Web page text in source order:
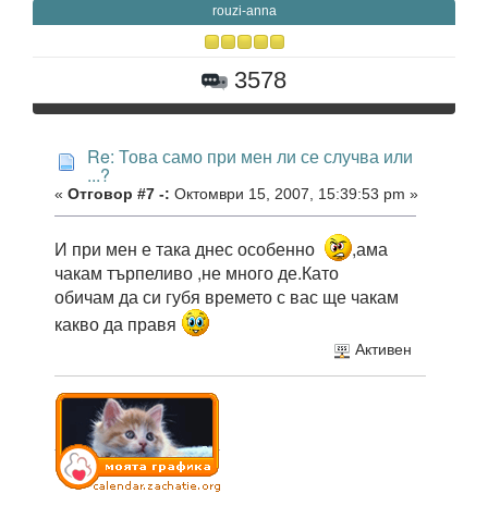
rouzi-anna
3578
Re: Това само при мен ли се случва или
...?
« Отговор #7 -: Октомври 15, 2007, 15:39:53 pm »
И при мен е така днес особенно
,ама
чакам търпеливо ,не много де.Като
обичам да си губя времето с вас ще чакам
какво да правя
Активен